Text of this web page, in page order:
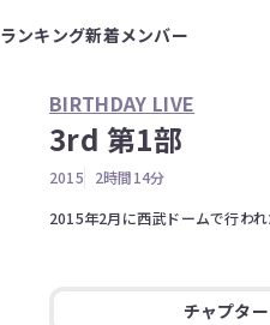
ランキング新着メンバー
BIRTHDAY LIVE
3rd 第1部
2015
2時間14分
2015年2月に西武ドームで行わ
チャプター